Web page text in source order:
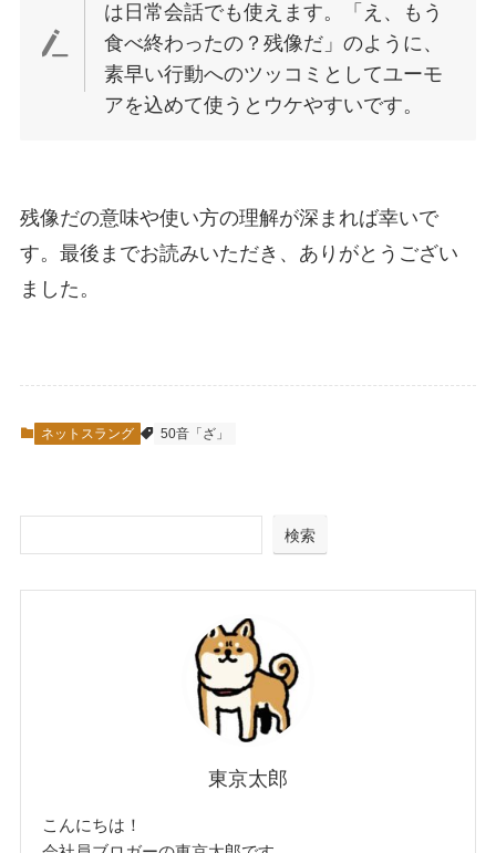
は日常会話でも使えます。「え、もう
食べ終わったの？残像だ」のように、
素早い行動へのツッコミとしてユーモ
アを込めて使うとウケやすいです。
残像だの意味や使い方の理解が深まれば幸いで
す。最後までお読みいただき、ありがとうござい
ました。
ネットスラング 50音「ざ」
検索
東京太郎
こんにちは！